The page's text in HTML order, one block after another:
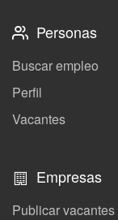
Personas
Buscar empleo
Perfil
Vacantes
Empresas
Publicar vacantes